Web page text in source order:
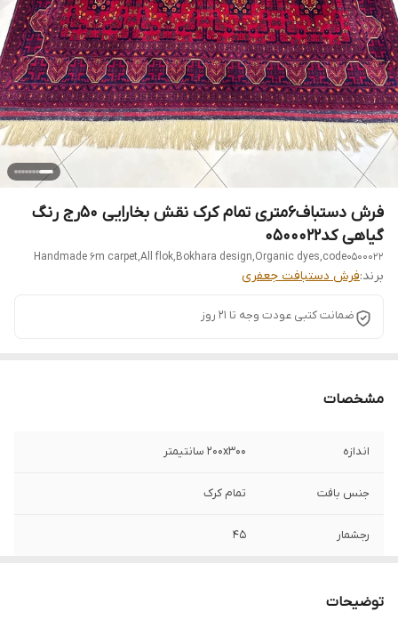
فرش دستباف6متری تمام کرک نقش بخارایی 50رج رنگ
گیاهی کد0500022
Handmade 6m carpet,All flok,Bokhara design,Organic dyes,code0500022
برند:فرش دستبافت جعفری
ضمانت کتبی عودت وجه تا 21 روز
مشخصات
اندازه 200x300 سانتیمتر
جنس بافت تمام کرک
رجشمار 45
توضیحات